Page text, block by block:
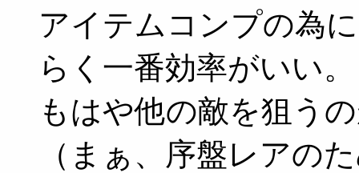
アイテムコンプの為
らく一番効率がいい。
もはや他の敵を狙う
（まぁ、序盤レアの